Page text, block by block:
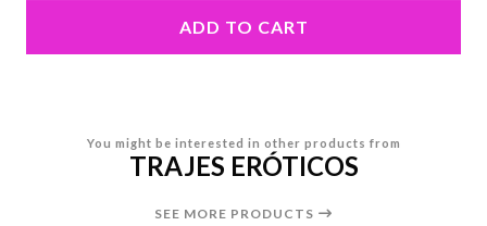
ADD TO CART
You might be interested in other products from
TRAJES ERÓTICOS
SEE MORE PRODUCTS